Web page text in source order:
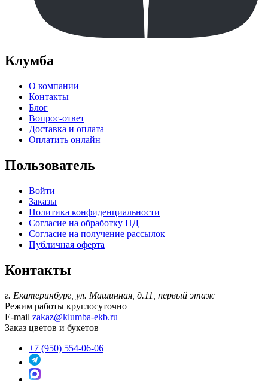
Клумба
О компании
Контакты
Блог
Вопрос-ответ
Доставка и оплата
Оплатить онлайн
Пользователь
Войти
Заказы
Политика конфиденциальности
Согласие на обработку ПД
Согласие на получение рассылок
Публичная оферта
Контакты
г. Екатеринбург, ул. Машинная, д.11, первый этаж
Режим работы круглосуточно
E-mail zakaz@klumba-ekb.ru
Заказ цветов и букетов
+7 (950) 554-06-06